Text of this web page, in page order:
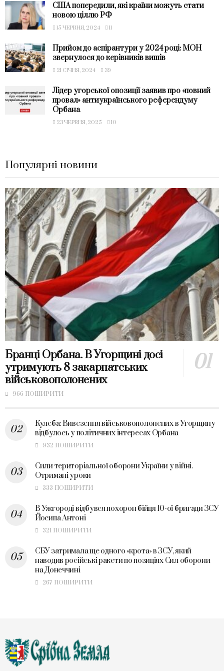
США попередили, які країни можуть стати
новою ціллю РФ
15 ЧЕРВНЯ, 2024 11
Прийом до аспірантури у 2024 році: МОН
звернулося до керівників вишів
21 СІЧНЯ, 2024 39
Лідер угорської опозиції заявив про «повний
провал» антиукраїнського референдуму
Орбана
23 ЧЕРВНЯ, 2025 10
Популярні новини
Бранці Орбана. В Угорщині досі
утримують 8 закарпатських
військовополонених
966 ПОШИРИТИ
Кулеба: Вивезення військовополонених в Угорщину
відбулось у політичних інтересах Орбана
932 ПОШИРИТИ
Сили територіальної оборони України у війні.
Отримані уроки
333 ПОШИРИТИ
В Ужгороді відбувся похорон бійця 10-ої бригади ЗСУ
Йосипа Антоні
321 ПОШИРИТИ
СБУ затримала ще одного «крота» в ЗСУ, який
наводив російські ракети по позиціях Сил оборони
на Донеччині
267 ПОШИРИТИ